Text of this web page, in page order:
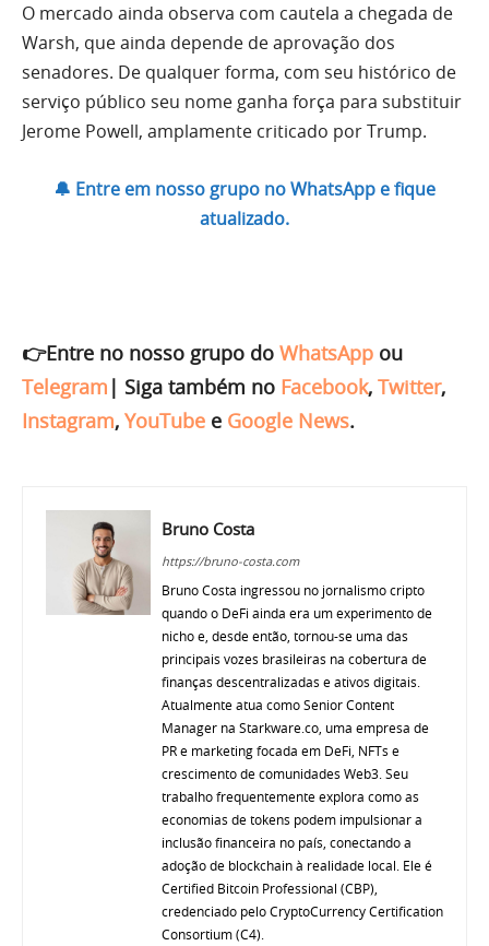
O mercado ainda observa com cautela a chegada de
Warsh, que ainda depende de aprovação dos
senadores. De qualquer forma, com seu histórico de
serviço público seu nome ganha força para substituir
Jerome Powell, amplamente criticado por Trump.
🔔 Entre em nosso grupo no WhatsApp e fique
atualizado.
👉Entre no nosso grupo do WhatsApp ou
Telegram | Siga também no Facebook, Twitter,
Instagram, YouTube e Google News.
Bruno Costa
https://bruno-costa.com
Bruno Costa ingressou no jornalismo cripto
quando o DeFi ainda era um experimento de
nicho e, desde então, tornou-se uma das
principais vozes brasileiras na cobertura de
finanças descentralizadas e ativos digitais.
Atualmente atua como Senior Content
Manager na Starkware.co, uma empresa de
PR e marketing focada em DeFi, NFTs e
crescimento de comunidades Web3. Seu
trabalho frequentemente explora como as
economias de tokens podem impulsionar a
inclusão financeira no país, conectando a
adoção de blockchain à realidade local. Ele é
Certified Bitcoin Professional (CBP),
credenciado pelo CryptoCurrency Certification
Consortium (C4).